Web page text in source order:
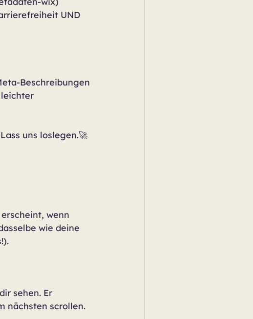
UND
Beschreibungen
Lass uns loslegen.🚀
wenn
wie deine
sehen. Er
nächsten scrollen.